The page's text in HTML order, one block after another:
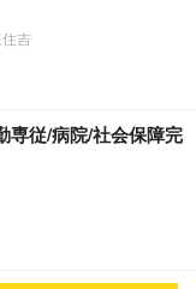
吉
専従/病院/社会保障完